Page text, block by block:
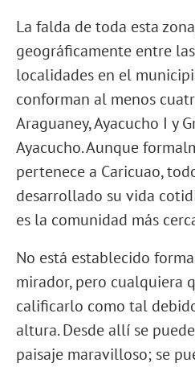
La falda de toda esta
geográficamente entre
localidades en el
conforman al menos
Araguaney, Ayacucho I y
Ayacucho. Aunque
pertenece a Caricuao,
desarrollado su vida
es la comunidad más
No está establecido
mirador, pero cualquiera
calificarlo como tal
altura. Desde allí se
paisaje maravilloso; se